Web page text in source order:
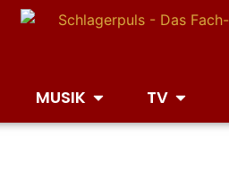
MUSIK TV